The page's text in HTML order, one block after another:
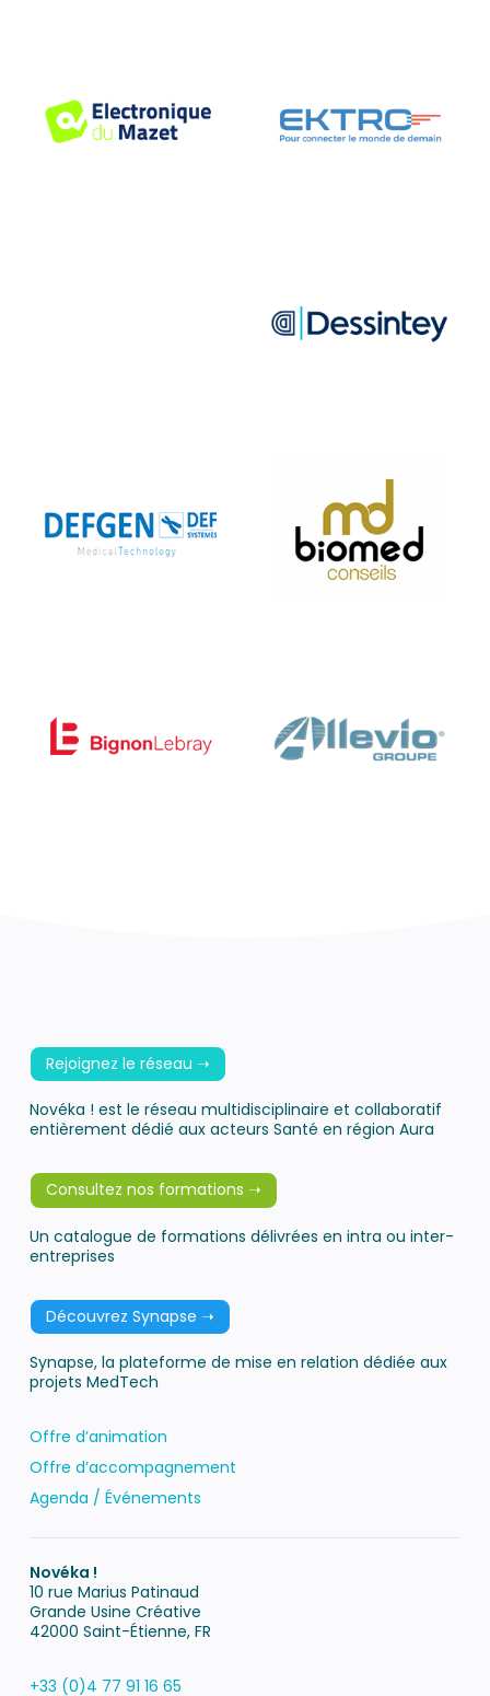
Rejoignez le réseau ➝
Novéka ! est le réseau multidisciplinaire et collaboratif
entièrement dédié aux acteurs Santé en région Aura
Consultez nos formations ➝
Un catalogue de formations délivrées en intra ou inter-
entreprises
Découvrez Synapse ➝
Synapse, la plateforme de mise en relation dédiée aux
projets MedTech
Offre d’animation
Offre d’accompagnement
Agenda / Événements
Novéka !
10 rue Marius Patinaud
Grande Usine Créative
42000 Saint-Étienne, FR
+33 (0)4 77 91 16 65